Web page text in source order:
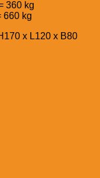
360 kg
660 kg
x L120 x B80